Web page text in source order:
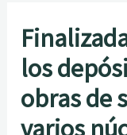
los
obras de
varios